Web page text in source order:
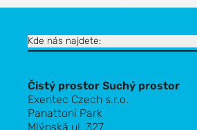
Kde nás najdete:
Čistý prostor Suchý prostor
Exentec Czech s.r.o.
Panattoni Park
Mlýnská ul. 327